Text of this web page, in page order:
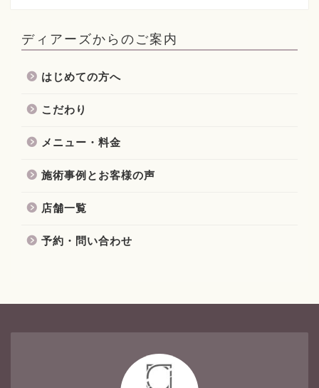
ディアーズからのご案内
はじめての方へ
こだわり
メニュー・料金
施術事例とお客様の声
店舗一覧
予約・問い合わせ